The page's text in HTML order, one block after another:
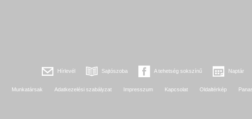
Hírlevél Sajtószoba A tehetség sokszínű Naptár
Munkatársak Adatkezelési szabályzat Impresszum Kapcsolat Oldaltérkép